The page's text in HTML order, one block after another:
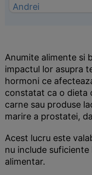
Anumite alimente si
impactul lor asupra
hormoni ce
constatat ca o dieta
carne sau produse
marire a prostatei,
Acest lucru este
nu include suficiente
alimentar.